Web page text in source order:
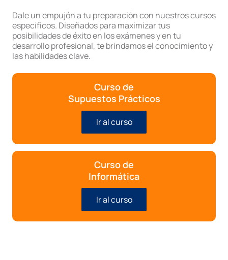
Dale un empujón a tu preparación con nuestros cursos
específicos. Diseñados para maximizar tus
posibilidades de éxito en los exámenes y en tu
desarrollo profesional, te brindamos el conocimiento y
las habilidades clave.
Curso de
Supuestos Prácticos
Ir al curso
Curso de
Informática
Ir al curso